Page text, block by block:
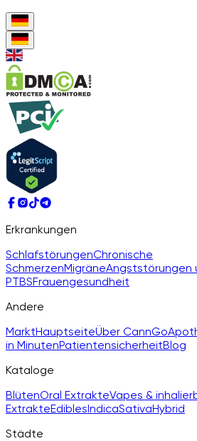
Erkrankungen
SchlafstörungenChronische
SchmerzenMigräneAngststörungen
PTBSFrauengesundheit
Andere
MarktHauptseiteÜber CannGo
in MinutenPatientensicherheitBlog
Kataloge
BlütenOral ExtrakteVapes &
ExtrakteEdiblesIndicaSativaHybrid
Städte